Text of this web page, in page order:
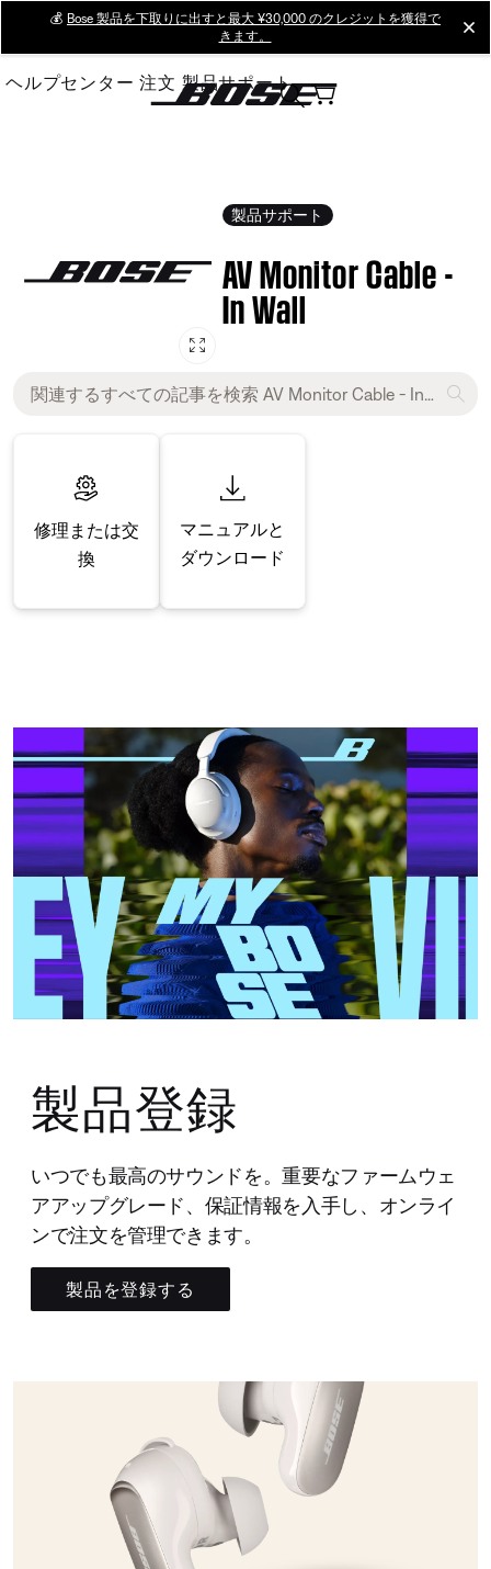
Main
💰 Bose 製品を下取りに出すと最大 ¥30,000 のクレジットを獲得で
きます。
ヘルプセンター 注文 製品サポート
製品サポート
AV Monitor Cable -
In Wall
修理または交
換
マニュアルと
ダウンロード
製品登録
いつでも最高のサウンドを。重要なファームウェ
アアップグレード、保証情報を入手し、オンライ
ンで注文を管理できます。
製品を登録する